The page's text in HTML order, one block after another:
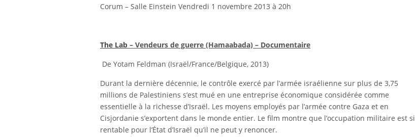
Corum – Salle Einstein Vendredi 1 novembre 2013 à 20h
The Lab – Vendeurs de guerre (Hamaabada) – Documentaire
De Yotam Feldman (Israël/France/Belgique, 2013)
Durant la dernière décennie, le contrôle exercé par l’armée israélienne sur plus de 3,75
millions de Palestiniens s’est mué en une entreprise économique considérée comme
essentielle à la richesse d’Israël. Les moyens employés par l’armée contre Gaza et en
Cisjordanie s’exportent dans le monde entier. Le film montre que l’occupation militaire est si
rentable pour l’État d’Israël qu’il ne peut y renoncer.